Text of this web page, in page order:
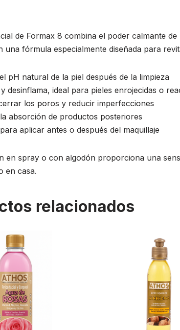
de Formax 8 combina el poder calmante
una fórmula especialmente diseñada para
pH natural de la piel después de la limpieza
desinflama, ideal para pieles enrojecidas o
los poros y reducir imperfecciones
absorción de productos posteriores
aplicar antes o después del maquillaje
en spray o con algodón proporciona una
en casa.
relacionados